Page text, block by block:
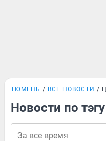
ТЮМЕНЬ ВСЕ НОВОСТИ
Новости по